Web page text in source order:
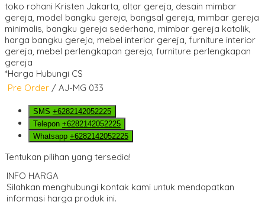
*Harga Hubungi CS
Pre Order / AJ-MG 033
SMS +6282142052225
Telepon +6282142052225
Whatsapp +6282142052225
Tentukan pilihan yang tersedia!
INFO HARGA
Silahkan menghubungi kontak kami untuk mendapatkan
informasi harga produk ini.